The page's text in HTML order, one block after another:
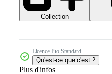
Collection
Licence Pro Standard
Qu'est-ce que c'est ?
Plus d'infos